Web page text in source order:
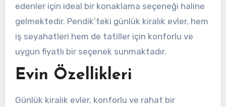
edenler için ideal bir konaklama seçeneği haline
gelmektedir. Pendik’teki günlük kiralık evler, hem
iş seyahatleri hem de tatiller için konforlu ve
uygun fiyatlı bir seçenek sunmaktadır.
Evin Özellikleri
Günlük kiralık evler, konforlu ve rahat bir